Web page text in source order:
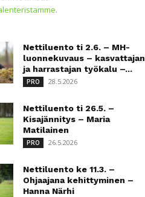
.
Nettiluento ti 2.6. – MH-
luonnekuvaus – kasvattajan
ja harrastajan työkalu –...
PRO 28.5.2026
Nettiluento ti 26.5. –
Kisajännitys – Maria
Matilainen
PRO 26.5.2026
Nettiluento ke 11.3. –
Ohjaajana kehittyminen –
Hanna Närhi